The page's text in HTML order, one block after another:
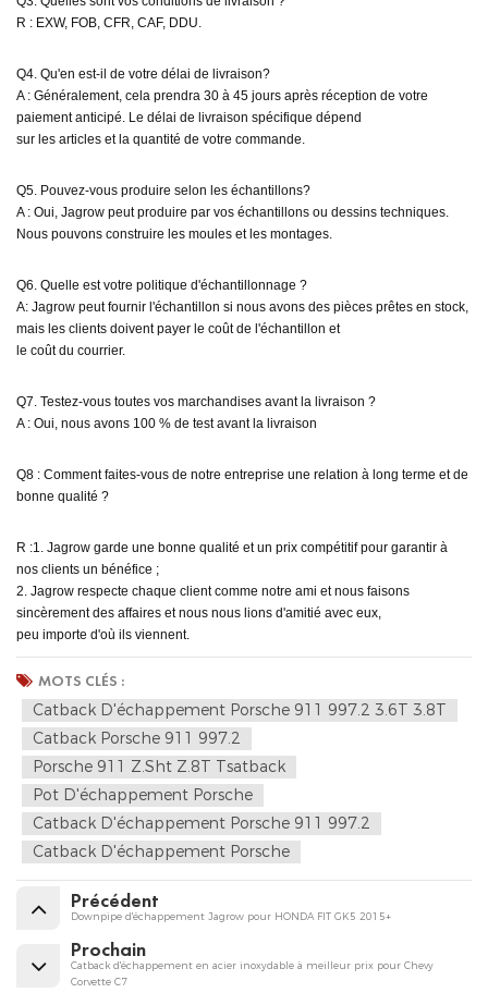
R : EXW, FOB, CFR, CAF, DDU.
Q4. Qu'en est-il de votre délai de livraison?
A : Généralement, cela prendra 30 à 45 jours après réception de votre
paiement anticipé. Le délai de livraison spécifique dépend
sur les articles et la quantité de votre commande.
Q5. Pouvez-vous produire selon les échantillons?
A : Oui, Jagrow peut produire par vos échantillons ou dessins techniques.
Nous pouvons construire les moules et les montages.
Q6. Quelle est votre politique d'échantillonnage ?
A: Jagrow peut fournir l'échantillon si nous avons des pièces prêtes en stock,
mais les clients doivent payer le coût de l'échantillon et
le coût du courrier.
Q7. Testez-vous toutes vos marchandises avant la livraison ?
A : Oui, nous avons 100 % de test avant la livraison
Q8 : Comment faites-vous de notre entreprise une relation à long terme et de
bonne qualité ?
R :1. Jagrow garde une bonne qualité et un prix compétitif pour garantir à
nos clients un bénéfice ;
2. Jagrow respecte chaque client comme notre ami et nous faisons
sincèrement des affaires et nous nous lions d'amitié avec eux,
peu importe d'où ils viennent.
MOTS CLÉS :
Catback D'échappement Porsche 911 997.2 3.6T 3.8T
Catback Porsche 911 997.2
Porsche 911 Z.Sht Z.8T Tsatback
Pot D'échappement Porsche
Catback D'échappement Porsche 911 997.2
Catback D'échappement Porsche
Précédent
Downpipe d'échappement Jagrow pour HONDA FIT GK5 2015+
Prochain
Catback d'échappement en acier inoxydable à meilleur prix pour Chevy
Corvette C7